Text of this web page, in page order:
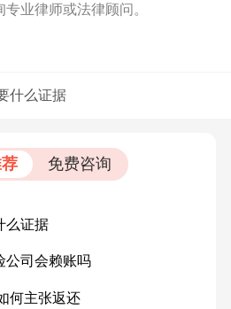
业律师或法律顾问。
什么证据
免费咨询
么证据
公司会赖账吗
何主张返还